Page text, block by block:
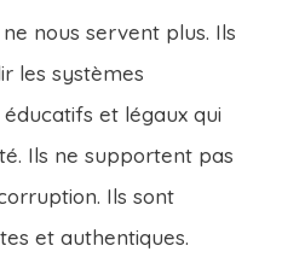
nous servent plus. Ils
les systèmes
et légaux qui
Ils ne supportent pas
Ils sont
et authentiques.